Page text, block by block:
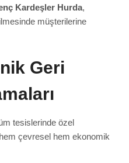
Kardeşler Hurda,
müşterilerine
Geri
tesislerinde özel
çevresel hem ekonomik